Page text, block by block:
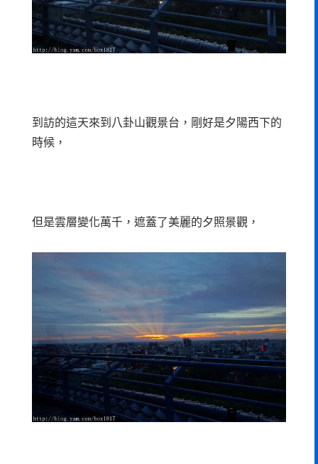
到訪的這天來到八卦山觀景台，剛好是夕陽西下的
時候，
但是雲層變化萬千，遮蓋了美麗的夕照景觀，